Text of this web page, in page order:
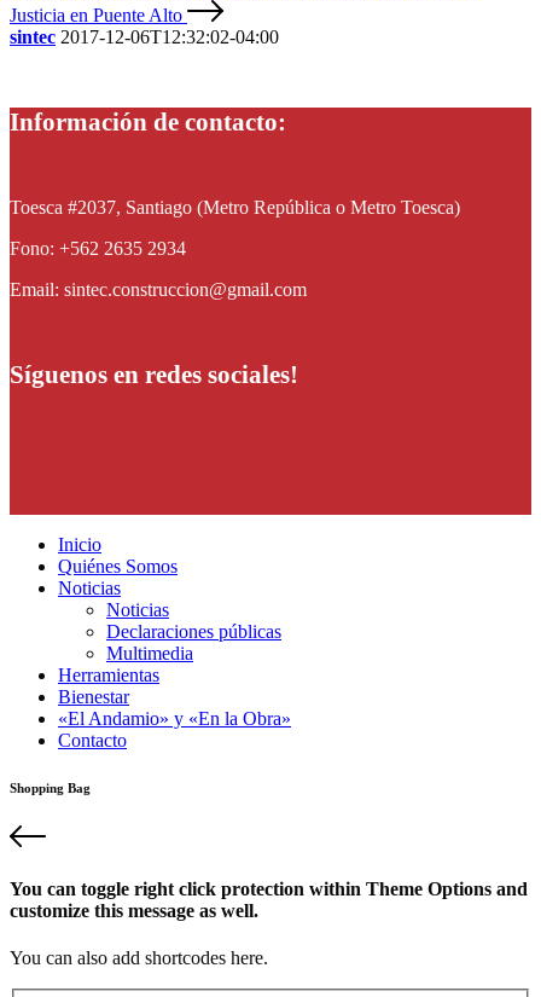
Justicia en Puente Alto
sintec 2017-12-06T12:32:02-04:00
Información de contacto:
Toesca #2037, Santiago (Metro República o Metro Toesca)
Fono: +562 2635 2934
Email: sintec.construccion@gmail.com
Síguenos en redes sociales!
Inicio
Quiénes Somos
Noticias
Noticias
Declaraciones públicas
Multimedia
Herramientas
Bienestar
«El Andamio» y «En la Obra»
Contacto
Shopping Bag
You can toggle right click protection within Theme Options and
customize this message as well.
You can also add shortcodes here.